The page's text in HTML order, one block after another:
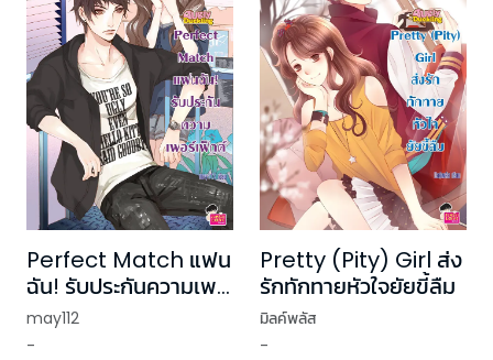
Perfect Match แฟน
ฉัน! รับประกันความเพ
อร์เฟ็กต์ ชุด Ugly
Duckling
may112
-
Pretty (Pity) Girl ส่ง
รักทักทายหัวใจยัยขี้ลืม
มิลค์พลัส
-